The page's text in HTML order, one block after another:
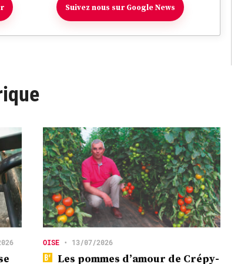
Suivez nous sur Google News
OISE • 13/07/2026
Les pommes d’amour de Crépy-